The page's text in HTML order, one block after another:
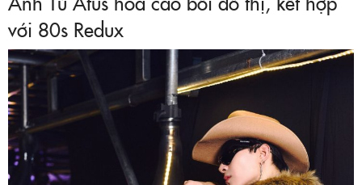
với 80s Redux